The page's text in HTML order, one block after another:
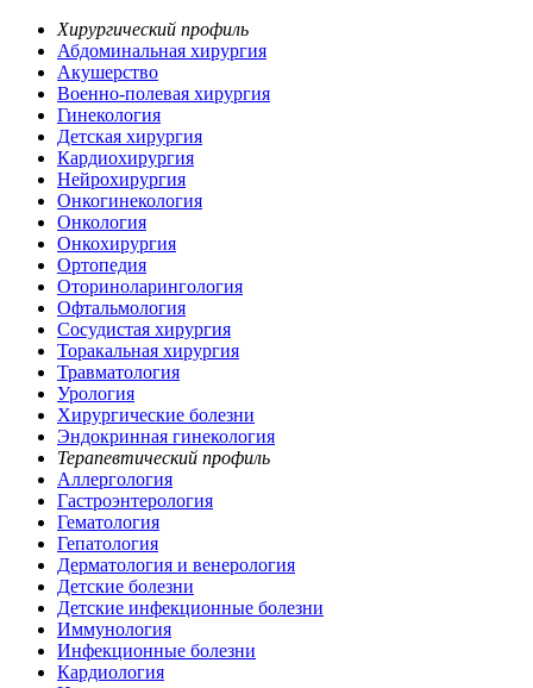
Хирургический профиль
Абдоминальная хирургия
Акушерство
Военно-полевая хирургия
Гинекология
Детская хирургия
Кардиохирургия
Нейрохирургия
Онкогинекология
Онкология
Онкохирургия
Ортопедия
Оториноларингология
Офтальмология
Сосудистая хирургия
Торакальная хирургия
Травматология
Урология
Хирургические болезни
Эндокринная гинекология
Терапевтический профиль
Аллергология
Гастроэнтерология
Гематология
Гепатология
Дерматология и венерология
Детские болезни
Детские инфекционные болезни
Иммунология
Инфекционные болезни
Кардиология